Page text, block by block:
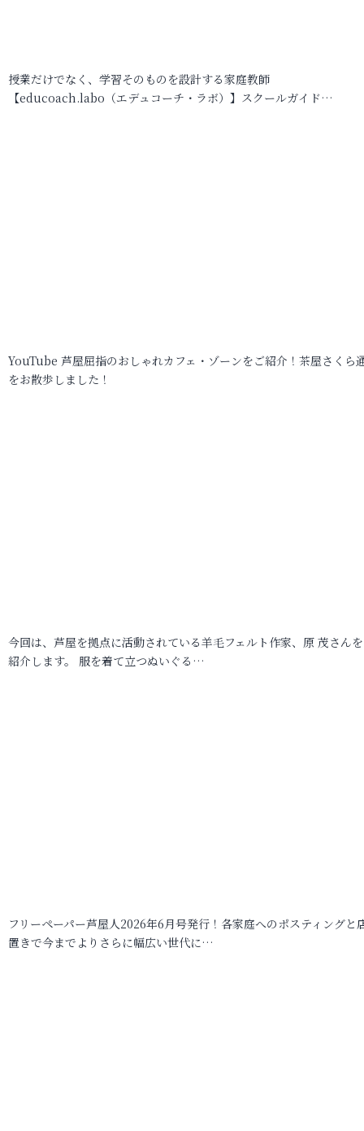
授業だけでなく、学習そのものを設計する家庭教師
【educoach.labo（エデュコーチ・ラボ）】スクールガイド…
YouTube 芦屋屈指のおしゃれカフェ・ゾーンをご紹介！茶屋さくら
をお散歩しました！
今回は、芦屋を拠点に活動されている羊毛フェルト作家、原 茂さん
紹介します。 服を着て立つぬいぐる…
フリーペーパー芦屋人2026年6月号発行！各家庭へのポスティングと
置きで今までよりさらに幅広い世代に…